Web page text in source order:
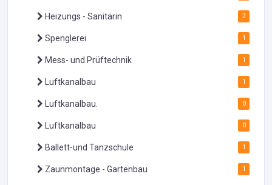
Heizungs - Sanitärin 2
Spenglerei 1
Mess- und Prüftechnik 1
Luftkanalbau 1
Luftkanalbau. 0
Luftkanalbau 0
Ballett-und Tanzschule 1
Zaunmontage - Gartenbau 1